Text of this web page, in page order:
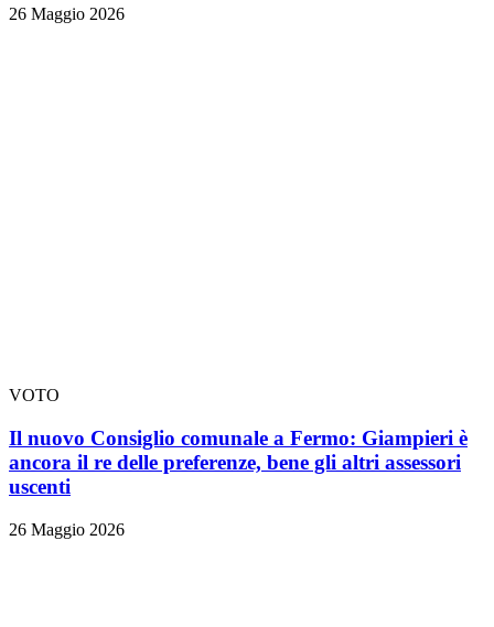
26 Maggio 2026
VOTO
Il nuovo Consiglio comunale a Fermo: Giampieri è
ancora il re delle preferenze, bene gli altri assessori
uscenti
26 Maggio 2026